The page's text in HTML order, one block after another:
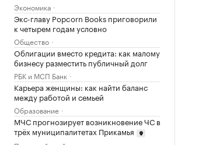
Экономика
Экс-главу Popcorn Books приговорили
к четырем годам условно
Общество
Облигации вместо кредита: как малому
бизнесу разместить публичный долг
РБК и МСП Банк
Карьера женщины: как найти баланс
между работой и семьей
Образование
МЧС прогнозирует возникновение ЧС в
трёх муниципалитетах Прикамья